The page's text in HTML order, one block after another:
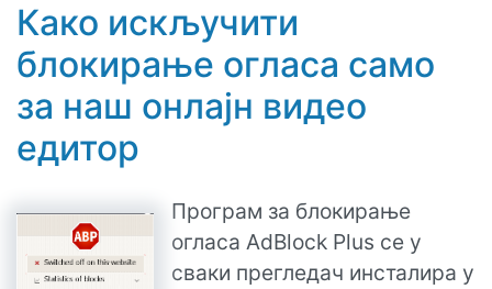
Како искључити
блокирање огласа само
за наш онлајн видео
едитор
Програм за блокирање
огласа AdBlock Plus се у
сваки прегледач инсталира у